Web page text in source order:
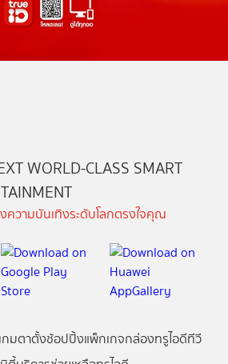
WORLD-CLASS SMART
ความบันเทิงระดับโลกตรงใจคุณ
เกมตาตั้งช้อปปิ้งแพ็กเกจกล่องทรูไอดีทีวี